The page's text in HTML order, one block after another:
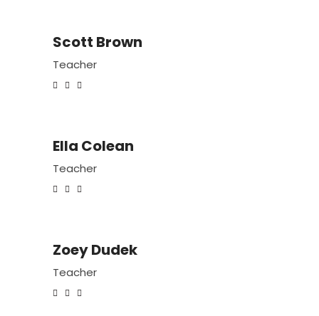
Scott Brown
Teacher
Ella Colean
Teacher
Zoey Dudek
Teacher